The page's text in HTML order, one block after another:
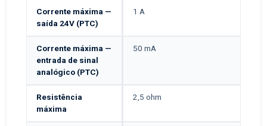
Corrente máxima —
saída 24V (PTC)
1 A
Corrente máxima —
entrada de sinal
analógico (PTC)
50 mA
Resistência
máxima
2,5 ohm